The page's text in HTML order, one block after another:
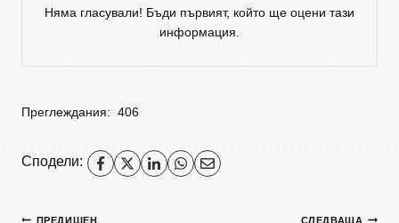
Няма гласували! Бъди първият, който ще оцени тази
информация.
Преглеждания: 406
Сподели:
ПРЕДИШЕН СЛЕДВАЩА